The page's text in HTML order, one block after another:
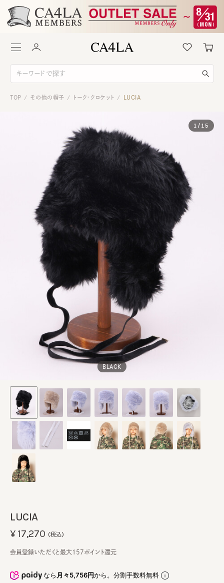
TOP / その他の帽子 / トーク・クロケット / LUCIA
BLACK
1 / 15
LUCIA
なら月々5,756円から。分割手数料無料
¥17,270 (税込)
会員登録いただくと最大157ポイント還元